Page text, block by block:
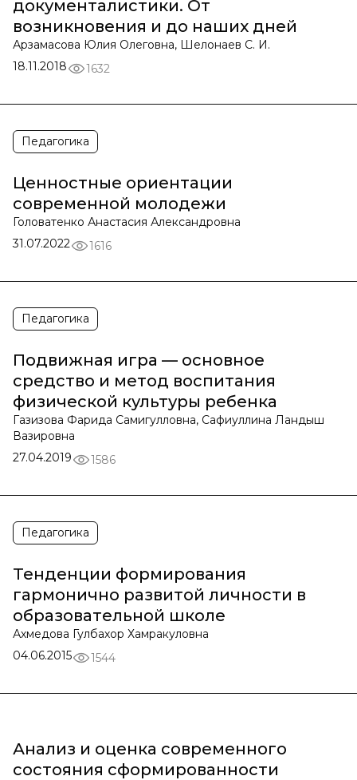
документалистики. От
возникновения и до наших дней
Арзамасова Юлия Олеговна, Шелонаев С. И.
18.11.2018
1632
Педагогика
Ценностные ориентации
современной молодежи
Головатенко Анастасия Александровна
31.07.2022
1616
Педагогика
Подвижная игра — основное
средство и метод воспитания
физической культуры ребенка
Газизова Фарида Самигулловна, Сафиуллина Ландыш
Вазировна
27.04.2019
1586
Педагогика
Тенденции формирования
гармонично развитой личности в
образовательной школе
Ахмедова Гулбахор Хамракуловна
04.06.2015
1544
Анализ и оценка современного
состояния сформированности